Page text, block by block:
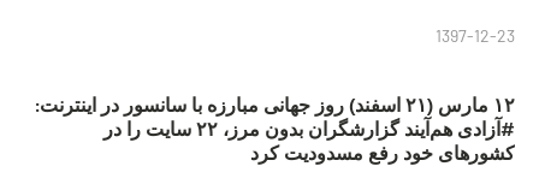
1397-12-23
۱۲ مارس (۲۱ اسفند) روز جهانی مبارزه با سانسور در اینترنت:
#آزادی هم‌آیند گزارشگران‌ بدون مرز، ۲۲ سایت را در
کشورهای خود رفع مسدودیت کرد